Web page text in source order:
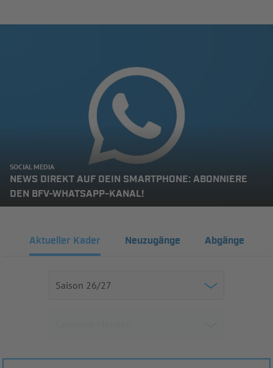
SOCIAL MEDIA
NEWS DIREKT AUF DEIN SMARTPHONE: ABONNIERE
DEN BFV-WHATSAPP-KANAL!
Aktueller Kader Neuzugänge Abgänge